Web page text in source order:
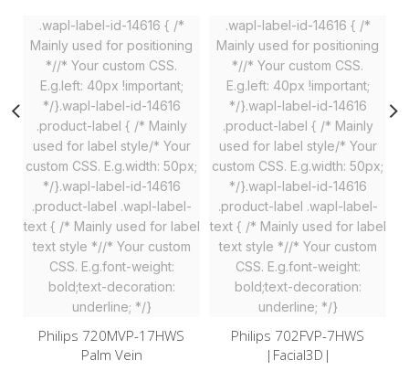
.wapl-label-id-14616 { /*
Mainly used for positioning
*//* Your custom CSS.
E.g.left: 40px !important;
*/}.wapl-label-id-14616
.product-label { /* Mainly
used for label style/* Your
custom CSS. E.g.width: 50px;
*/}.wapl-label-id-14616
.product-label .wapl-label-
text { /* Mainly used for label
text style *//* Your custom
CSS. E.g.font-weight:
bold;text-decoration:
underline; */}
Philips 720MVP-17HWS
Palm Vein
.wapl-label-id-14616 { /*
Mainly used for positioning
*//* Your custom CSS.
E.g.left: 40px !important;
*/}.wapl-label-id-14616
.product-label { /* Mainly
used for label style/* Your
custom CSS. E.g.width: 50px;
*/}.wapl-label-id-14616
.product-label .wapl-label-
text { /* Mainly used for label
text style *//* Your custom
CSS. E.g.font-weight:
bold;text-decoration:
underline; */}
Philips 702FVP-7HWS
|Facial3D|